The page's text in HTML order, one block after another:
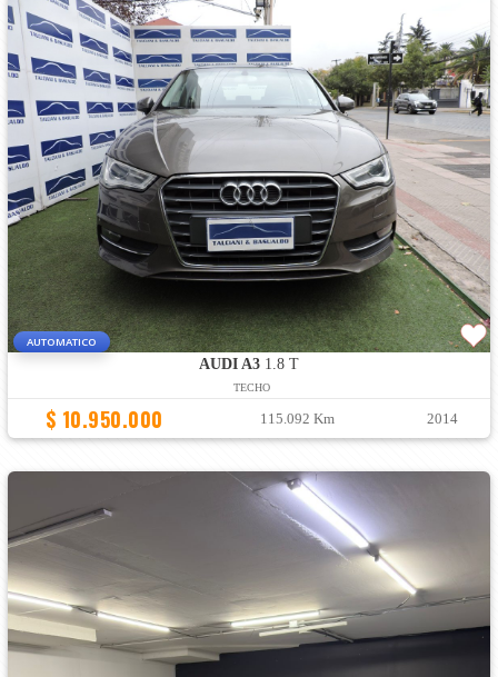
AUTOMATICO
AUDI A31.8 T
TECHO
$ 10.950.000 115.092 Km 2014